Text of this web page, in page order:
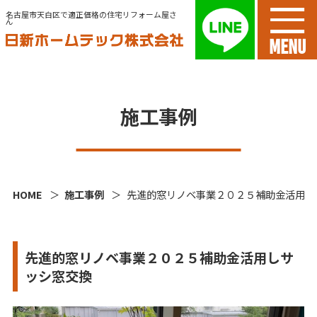
名古屋市天白区で適正価格の住宅リフォーム屋さ
ん
MENU
施工事例
HOME 施工事例 先進的窓リノベ事業２０２５補助金活用
先進的窓リノベ事業２０２５補助金活用しサ
ッシ窓交換